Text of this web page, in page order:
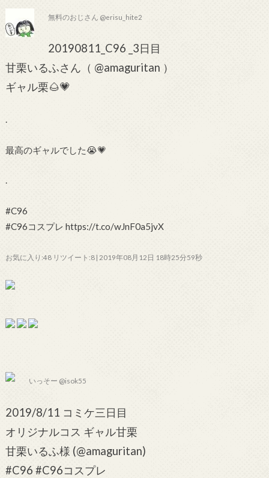
無料のおじさん @erisu_hite2
20190811_C96 _3日目
甘栗いるふさん（ @amaguritan ）
ギャル栗🌰💗
.
最高のギャルでした😭💗
.
#C96
#C96コスプレ https://t.co/wJnF0a5jvX
お気に入り:48 リツイート:8 | 2019年08月12日 18時25分59秒
いっそー @isok55
2019/8/11 コミケ三日目
オリジナルコス ギャル甘栗
甘栗いるふ様 (@amaguritan)
#C96 #C96コスプレ